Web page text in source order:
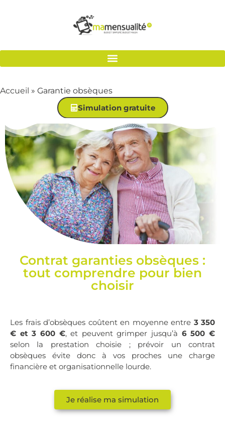
Accueil » Garantie obsèques
Simulation gratuite
Contrat garanties obsèques :
tout comprendre pour bien
choisir
Les frais d’obsèques coûtent en moyenne entre 3 350
€ et 3 600 €, et peuvent grimper jusqu’à 6 500 €
selon la prestation choisie ; prévoir un contrat
obsèques évite donc à vos proches une charge
financière et organisationnelle lourde.
Je réalise ma simulation